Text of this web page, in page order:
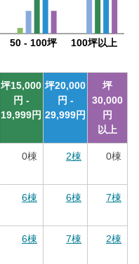
50 - 100坪 100坪以上
坪15,000
円 -
19,999円
坪20,000
円 -
29,999円
坪
30,000
円
以上
0棟 2棟 0棟
6棟 6棟 7棟
6棟 7棟 2棟